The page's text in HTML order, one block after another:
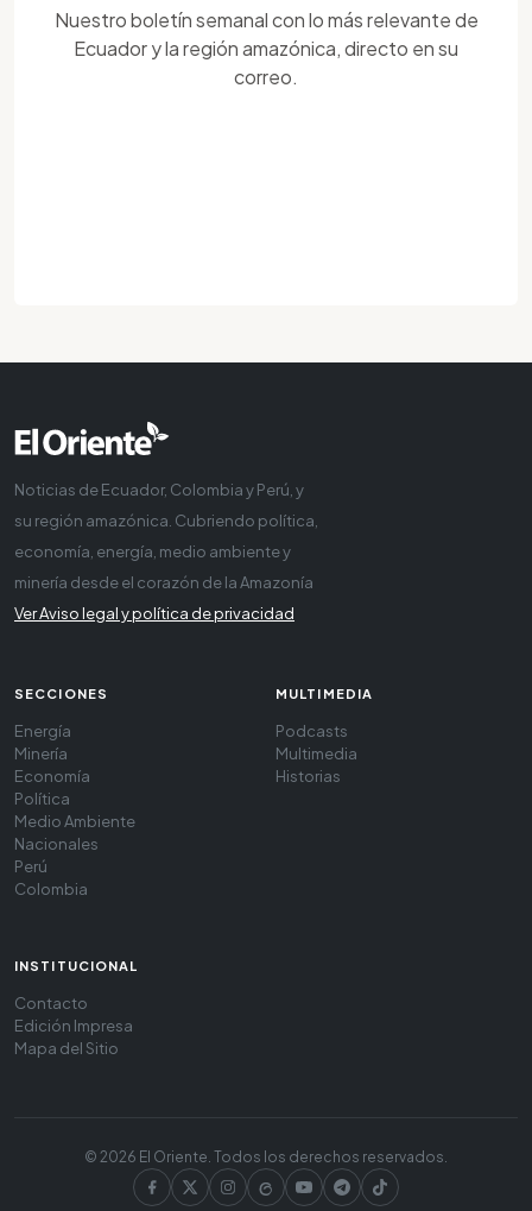
Nuestro boletín semanal con lo más relevante de
Ecuador y la región amazónica, directo en su
correo.
Noticias de Ecuador, Colombia y Perú, y
su región amazónica. Cubriendo política,
economía, energía, medio ambiente y
minería desde el corazón de la Amazonía
Ver Aviso legal y política de privacidad
SECCIONES
Energía
Minería
Economía
Política
Medio Ambiente
Nacionales
Perú
Colombia
MULTIMEDIA
Podcasts
Multimedia
Historias
INSTITUCIONAL
Contacto
Edición Impresa
Mapa del Sitio
© 2026 El Oriente. Todos los derechos reservados.